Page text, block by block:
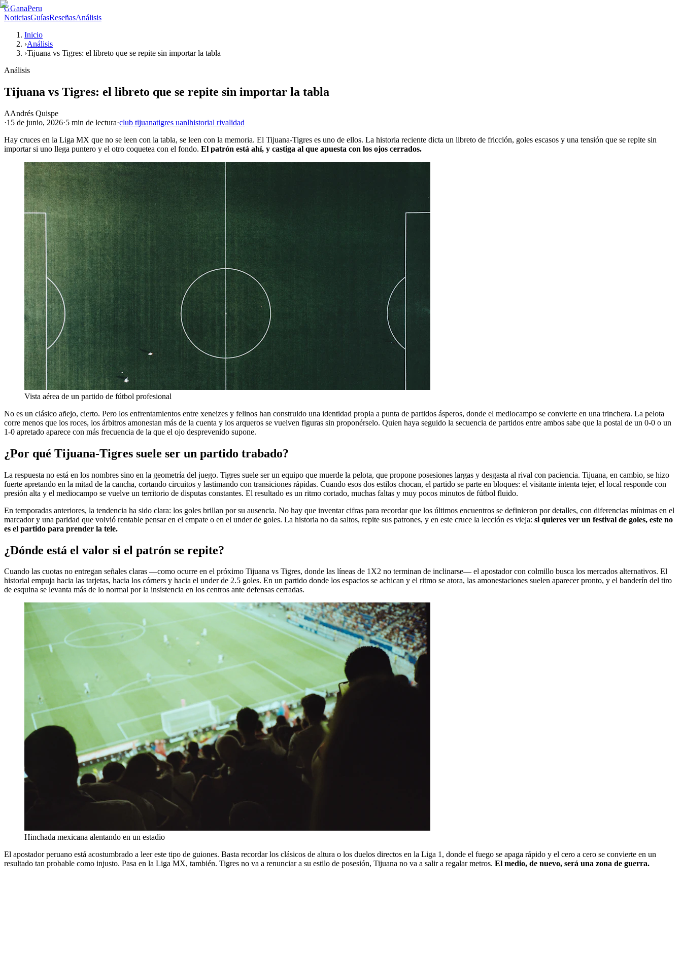
GGanaPeru
NoticiasGuíasReseñasAnálisis
Inicio
›Análisis
›Tijuana vs Tigres: el libreto que se repite sin importar la tabla
Análisis
Tijuana vs Tigres: el libreto que se repite sin importar la tabla
AAndrés Quispe
·15 de junio, 2026·5 min de lectura·club tijuanatigres uanlhistorial rivalidad
Hay cruces en la Liga MX que no se leen con la tabla, se leen con la memoria. El Tijuana-Tigres es uno de ellos. La historia reciente dicta un libreto de fricción, goles escasos y una tensión que se repite sin
importar si uno llega puntero y el otro coquetea con el fondo. El patrón está ahí, y castiga al que apuesta con los ojos cerrados.
Vista aérea de un partido de fútbol profesional
No es un clásico añejo, cierto. Pero los enfrentamientos entre xeneizes y felinos han construido una identidad propia a punta de partidos ásperos, donde el mediocampo se convierte en una trinchera. La pelota
corre menos que los roces, los árbitros amonestan más de la cuenta y los arqueros se vuelven figuras sin proponérselo. Quien haya seguido la secuencia de partidos entre ambos sabe que la postal de un 0-0 o un
1-0 apretado aparece con más frecuencia de la que el ojo desprevenido supone.
¿Por qué Tijuana-Tigres suele ser un partido trabado?
La respuesta no está en los nombres sino en la geometría del juego. Tigres suele ser un equipo que muerde la pelota, que propone posesiones largas y desgasta al rival con paciencia. Tijuana, en cambio, se hizo
fuerte apretando en la mitad de la cancha, cortando circuitos y lastimando con transiciones rápidas. Cuando esos dos estilos chocan, el partido se parte en bloques: el visitante intenta tejer, el local responde con
presión alta y el mediocampo se vuelve un territorio de disputas constantes. El resultado es un ritmo cortado, muchas faltas y muy pocos minutos de fútbol fluido.
En temporadas anteriores, la tendencia ha sido clara: los goles brillan por su ausencia. No hay que inventar cifras para recordar que los últimos encuentros se definieron por detalles, con diferencias mínimas en el
marcador y una paridad que volvió rentable pensar en el empate o en el under de goles. La historia no da saltos, repite sus patrones, y en este cruce la lección es vieja: si quieres ver un festival de goles, este no
es el partido para prender la tele.
¿Dónde está el valor si el patrón se repite?
Cuando las cuotas no entregan señales claras —como ocurre en el próximo Tijuana vs Tigres, donde las líneas de 1X2 no terminan de inclinarse— el apostador con colmillo busca los mercados alternativos. El
historial empuja hacia las tarjetas, hacia los córners y hacia el under de 2.5 goles. En un partido donde los espacios se achican y el ritmo se atora, las amonestaciones suelen aparecer pronto, y el banderín del tiro
de esquina se levanta más de lo normal por la insistencia en los centros ante defensas cerradas.
Hinchada mexicana alentando en un estadio
El apostador peruano está acostumbrado a leer este tipo de guiones. Basta recordar los clásicos de altura o los duelos directos en la Liga 1, donde el fuego se apaga rápido y el cero a cero se convierte en un
resultado tan probable como injusto. Pasa en la Liga MX, también. Tigres no va a renunciar a su estilo de posesión, Tijuana no va a salir a regalar metros. El medio, de nuevo, será una zona de guerra.